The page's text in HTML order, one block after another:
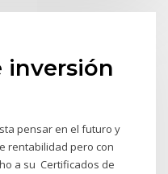
inversión
pensar en el futuro y
rentabilidad pero con
a su Certificados de